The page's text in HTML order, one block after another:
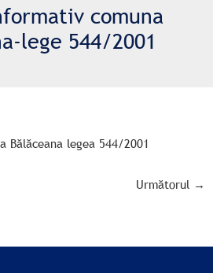
comuna
lege 544/2001
Bălăceana legea 544/2001
Următorul →